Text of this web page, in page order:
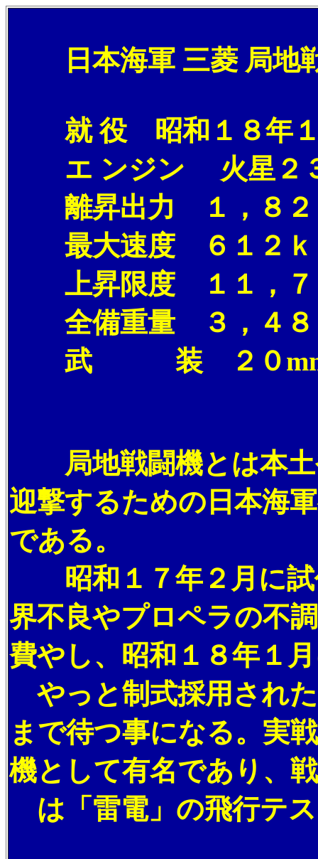
日本海軍 三菱 局地
就 役 昭和１８年１
エ ンジン 火星２
離昇出力 １，８２
最大速度 ６１２ｋ
上昇限度 １１，７
全備重量 ３，４８
武 装 ２０mm
局地戦闘機とは本土
迎撃するための日本海
である。
昭和１７年２月に試
界不良やプロペラの不
費やし、昭和１８年１
やっと制式採用され
まで待つ事になる。実
機として有名であり、
は「雷電」の飛行テ